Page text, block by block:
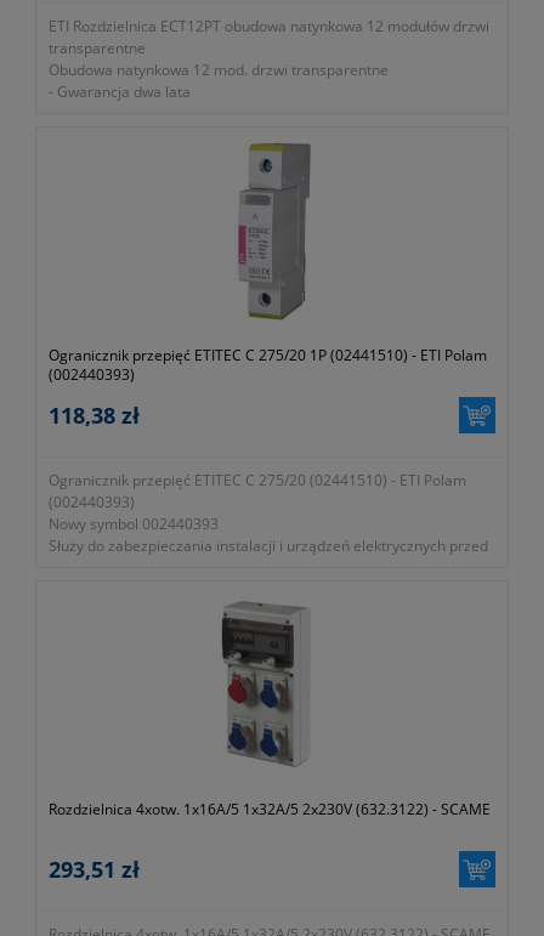
ETI Rozdzielnica ECT12PT obudowa natynkowa 12 modułów drzwi
transparentne
Obudowa natynkowa 12 mod. drzwi transparentne
- Gwarancja dwa lata
Ogranicznik przepięć ETITEC C 275/20 1P (02441510) - ETI Polam
(002440393)
118,38 zł
Ogranicznik przepięć ETITEC C 275/20 (02441510) - ETI Polam
(002440393)
Nowy symbol 002440393
Służy do zabezpieczania instalacji i urządzeń elektrycznych przed
Zalety: → ograniczniki przepięć ETITEC klasy C stosowane są jako
drugi stopień ochrony, w obiekcie chronionym, w celu
ograniczenia przepięć do wartości wytrzymywanych przez
większość urządzeń elektrycznych, → ograniczniki klasy C mogą
- typ ETITEC C 275/20 modułowy
Rozdzielnica 4xotw. 1x16A/5 1x32A/5 2x230V (632.3122) - SCAME
293,51 zł